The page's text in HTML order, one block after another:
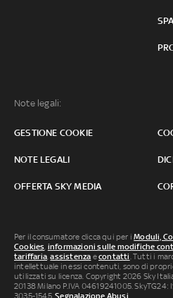
Note legali:
GESTIONE COOKIE
NOTE LEGALI
OFFERTA SKY MEDIA
Per il consumatore clicca qui per iModuli,
Cookies, informazioni sulle modifiche
tariffaria,assistenza econtatti. Tutti i
intellettuale in essi contenuti, sono di
utilizzati su licenza. Copyright 2026 Sky
20138 Milano P.IVA 04619241005. SkyTG24:
3035-1545.Segnalazione Abusi